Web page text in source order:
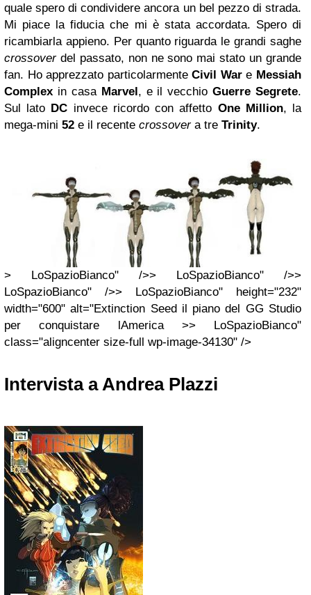
quale spero di condividere ancora un bel pezzo di strada.
Mi piace la fiducia che mi è stata accordata. Spero di
ricambiarla appieno. Per quanto riguarda le grandi saghe
crossoverdel passato, non ne sono mai stato un grande
fan. Ho apprezzato particolarmenteCivil Ware Messiah
Complex in casa Marvel, e il vecchioGuerre Segrete.
Sul lato DC invece ricordo con affetto One Million, la
mega-mini 52 e il recente crossovera tre Trinity.
> LoSpazioBianco" />> LoSpazioBianco" />>
LoSpazioBianco" />> LoSpazioBianco" height="232"
width="600" alt="Extinction Seed il piano del GG Studio
per conquistare lAmerica >> LoSpazioBianco"
class="aligncenter size-full wp-image-34130" />
Intervista a Andrea Plazzi